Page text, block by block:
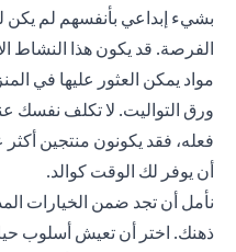
بشيء إبداعي بأنفسهم لم يكن
الفرصة. قد يكون هذا النشاط
مواد يمكن العثور عليها في
ورق التواليت. لا تكلف نفسك
فعله، فقد يكونون منتجين
أن يوفر لك الوقت كوالد.
نأمل أن تجد ضمن الخيارات
ذهنك. اختر أن تعيش أسلوب